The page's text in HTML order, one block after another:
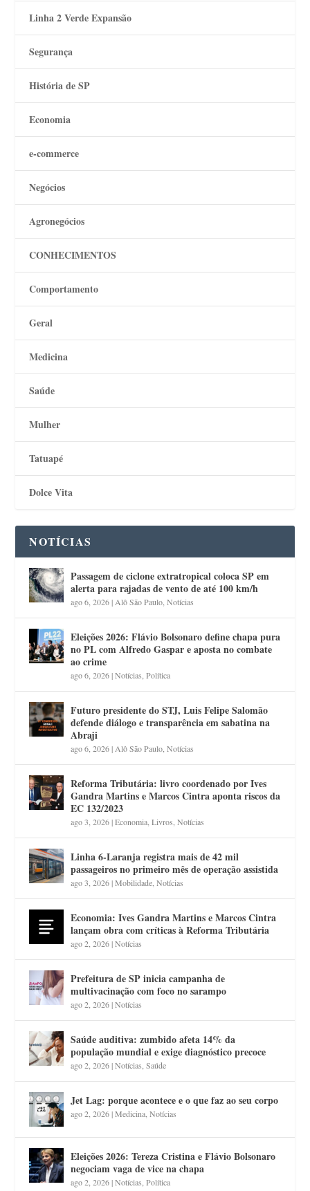
Linha 2 Verde Expansão
Segurança
História de SP
Economia
e-commerce
Negócios
Agronegócios
CONHECIMENTOS
Comportamento
Geral
Medicina
Saúde
Mulher
Tatuapé
Dolce Vita
NOTÍCIAS
Passagem de ciclone extratropical coloca SP em
alerta para rajadas de vento de até 100 km/h
ago 6, 2026| Alô São Paulo ,Notícias
Eleições 2026: Flávio Bolsonaro define chapa pura
no PL com Alfredo Gaspar e aposta no combate
ao crime
ago 6, 2026|Notícias ,Política
Futuro presidente do STJ, Luis Felipe Salomão
defende diálogo e transparência em sabatina na
Abraji
ago 6, 2026| Alô São Paulo ,Notícias
Reforma Tributária: livro coordenado por Ives
Gandra Martins e Marcos Cintra aponta riscos da
EC 132/2023
ago 3, 2026|Economia ,Livros ,Notícias
Linha 6-Laranja registra mais de 42 mil
passageiros no primeiro mês de operação assistida
ago 3, 2026|Mobilidade ,Notícias
Economia: Ives Gandra Martins e Marcos Cintra
lançam obra com críticas à Reforma Tributária
ago 2, 2026|Notícias
Prefeitura de SP inicia campanha de
multivacinação com foco no sarampo
ago 2, 2026|Notícias
Saúde auditiva: zumbido afeta 14% da
população mundial e exige diagnóstico precoce
ago 2, 2026|Notícias ,Saúde
Jet Lag: porque acontece e o que faz ao seu corpo
ago 2, 2026|Medicina ,Notícias
Eleições 2026: Tereza Cristina e Flávio Bolsonaro
negociam vaga de vice na chapa
ago 2, 2026|Notícias ,Política